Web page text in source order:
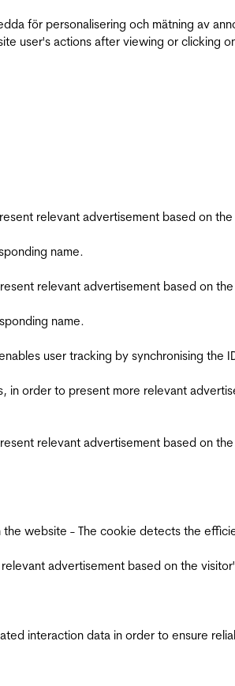
för personalisering och mätning av
user's actions after viewing or clicking
relevant advertisement based on
name.
relevant advertisement based on
name.
user tracking by synchronising the
order to present more relevant
relevant advertisement based on
website - The cookie detects the
advertisement based on the
interaction data in order to ensure